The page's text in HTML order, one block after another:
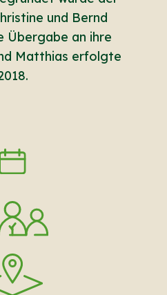
und Bernd
Übergabe an ihre
Matthias erfolgte